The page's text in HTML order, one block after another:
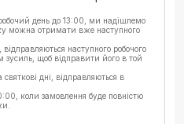
день до 13:00, ми надішлемо
можна отримати вже наступного
наступного робочого
щоб відправити його в той
дні, відправляються в
коли замовлення буде повністю